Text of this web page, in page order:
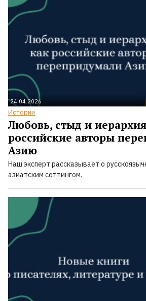
24.04.2026
Истории
Любовь, стыд и
российские авторы
Азию
Наш эксперт рассказывает о
азиатским сеттингом.